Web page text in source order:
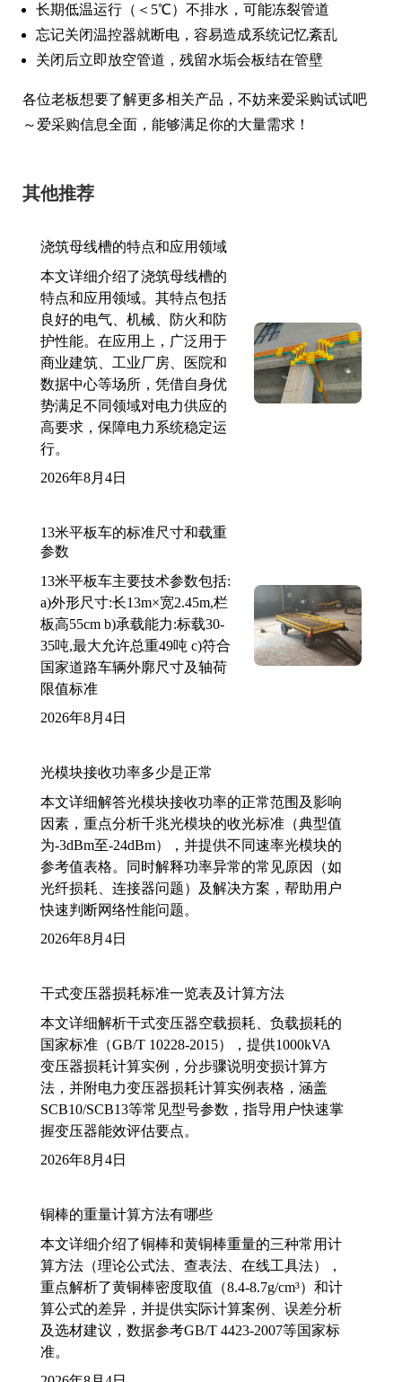
长期低温运行（＜5℃）不排水，可能冻裂管道
忘记关闭温控器就断电，容易造成系统记忆紊乱
关闭后立即放空管道，残留水垢会板结在管壁
各位老板想要了解更多相关产品，不妨来爱采购试试吧
～爱采购信息全面，能够满足你的大量需求！
其他推荐
浇筑母线槽的特点和应用领域
本文详细介绍了浇筑母线槽的
特点和应用领域。其特点包括
良好的电气、机械、防火和防
护性能。在应用上，广泛用于
商业建筑、工业厂房、医院和
数据中心等场所，凭借自身优
势满足不同领域对电力供应的
高要求，保障电力系统稳定运
行。
2026年8月4日
13米平板车的标准尺寸和载重
参数
13米平板车主要技术参数包括:
a)外形尺寸:长13m×宽2.45m,栏
板高55cm b)承载能力:标载30-
35吨,最大允许总重49吨 c)符合
国家道路车辆外廓尺寸及轴荷
限值标准
2026年8月4日
光模块接收功率多少是正常
本文详细解答光模块接收功率的正常范围及影响
因素，重点分析千兆光模块的收光标准（典型值
为-3dBm至-24dBm），并提供不同速率光模块的
参考值表格。同时解释功率异常的常见原因（如
光纤损耗、连接器问题）及解决方案，帮助用户
快速判断网络性能问题。
2026年8月4日
干式变压器损耗标准一览表及计算方法
本文详细解析干式变压器空载损耗、负载损耗的
国家标准（GB/T 10228-2015），提供1000kVA
变压器损耗计算实例，分步骤说明变损计算方
法，并附电力变压器损耗计算实例表格，涵盖
SCB10/SCB13等常见型号参数，指导用户快速掌
握变压器能效评估要点。
2026年8月4日
铜棒的重量计算方法有哪些
本文详细介绍了铜棒和黄铜棒重量的三种常用计
算方法（理论公式法、查表法、在线工具法），
重点解析了黄铜棒密度取值（8.4-8.7g/cm³）和计
算公式的差异，并提供实际计算案例、误差分析
及选材建议，数据参考GB/T 4423-2007等国家标
准。